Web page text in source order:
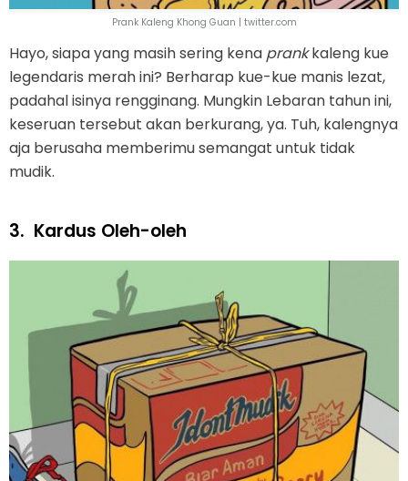
Prank Kaleng Khong Guan | twitter.com
Hayo, siapa yang masih sering kena prankkaleng kue
legendaris merah ini? Berharap kue-kue manis lezat,
padahal isinya rengginang. Mungkin Lebaran tahun ini,
keseruan tersebut akan berkurang, ya. Tuh, kalengnya
aja berusaha memberimu semangat untuk tidak
mudik.
3. Kardus Oleh-oleh